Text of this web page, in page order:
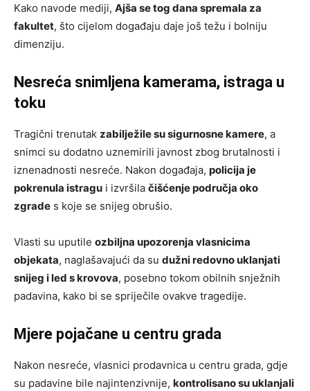
Kako navode mediji, Ajša se tog dana spremala za
fakultet, što cijelom događaju daje još težu i bolniju
dimenziju.
Nesreća snimljena kamerama, istraga u
toku
Tragični trenutak zabilježile su sigurnosne kamere, a
snimci su dodatno uznemirili javnost zbog brutalnosti i
iznenadnosti nesreće. Nakon događaja, policija je
pokrenula istragu i izvršila čišćenje područja oko
zgrade s koje se snijeg obrušio.
Vlasti su uputile ozbiljna upozorenja vlasnicima
objekata, naglašavajući da su dužni redovno uklanjati
snijeg i led s krovova, posebno tokom obilnih snježnih
padavina, kako bi se spriječile ovakve tragedije.
Mjere pojačane u centru grada
Nakon nesreće, vlasnici prodavnica u centru grada, gdje
su padavine bile najintenzivnije, kontrolisano su uklanjali